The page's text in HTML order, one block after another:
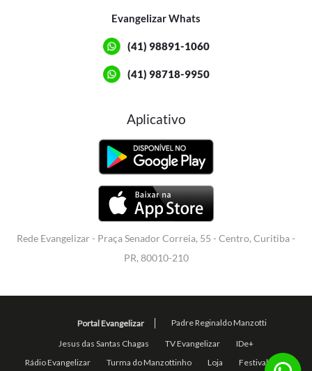
Evangelizar Whats
(41) 98891-1060
(41) 98718-9950
Aplicativo
Rede Evangelizar - Praça Senador Correia, 55 - Centro, Curitiba -
PR, 80010-210